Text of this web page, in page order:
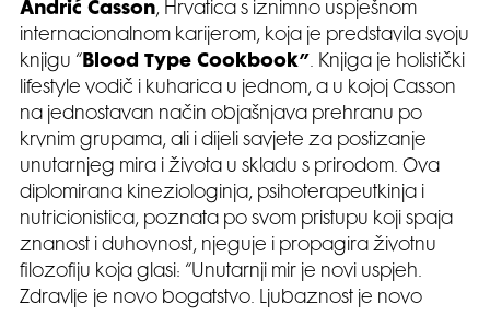
Andrić Casson, Hrvatica s iznimno uspješnom
internacionalnom karijerom, koja je predstavila svoju
knjigu “Blood Type Cookbook”. Knjiga je holistički
lifestyle vodič i kuharica u jednom, a u kojoj Casson
na jednostavan način objašnjava prehranu po
krvnim grupama, ali i dijeli savjete za postizanje
unutarnjeg mira i života u skladu s prirodom. Ova
diplomirana kineziologinja, psihoterapeutkinja i
nutricionistica, poznata po svom pristupu koji spaja
znanost i duhovnost, njeguje i propagira životnu
filozofiju koja glasi: “Unutarnji mir je novi uspjeh.
Zdravlje je novo bogatstvo. Ljubaznost je novo